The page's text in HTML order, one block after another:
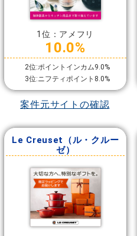
1位：アメフリ
10.0%
2位:ポイントインカム9.0%
3位:ニフティポイント8.0%
案件元サイトの確認
Le Creuset（ル・クルー
ゼ）